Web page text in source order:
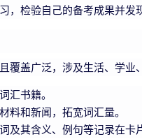
，检验自己的备考成果并发
覆盖广泛，涉及生活、学业
汇书籍。
料和新闻，拓宽词汇量。
及其含义、例句等记录在卡